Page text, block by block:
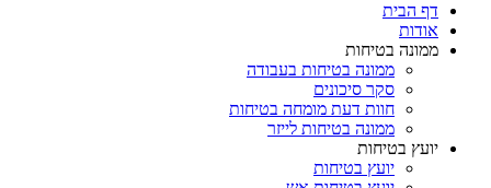
דף הבית
אודות
ממונה בטיחות
ממונה בטיחות בעבודה
סקר סיכונים
חוות דעת מומחה בטיחות
ממונה בטיחות לייזר
יועץ בטיחות
יועץ בטיחות